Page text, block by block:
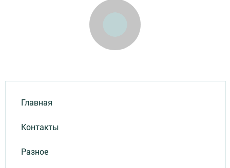
Главная
Контакты
Разное